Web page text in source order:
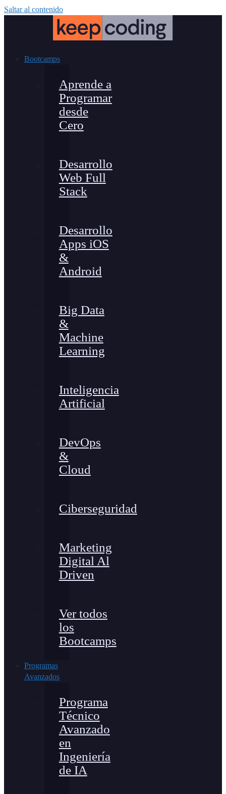
Saltar al contenido
Bootcamps
Aprende a
Programar
desde
Cero
Desarrollo
Web Full
Stack
Desarrollo
Apps iOS
&
Android
Big Data
&
Machine
Learning
Inteligencia
Artificial
DevOps
&
Cloud
Ciberseguridad
Marketing
Digital Al
Driven
Ver todos
los
Bootcamps
Programas
Avanzados
Programa
Técnico
Avanzado
en
Ingeniería
de IA